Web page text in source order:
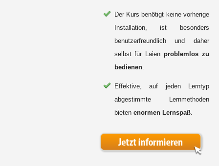
Der Kurs benötigt keine vorherige
Installation, ist besonders
benutzerfreundlich und daher
selbst für Laienproblemlos zu
bedienen.
Effektive, auf jeden Lerntyp
abgestimmte Lernmethoden
bieten enormen Lernspaß.